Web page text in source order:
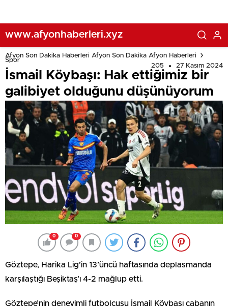
www.afyonhaberleri.xyz
Afyon Son Dakika Haberleri Afyon Son Dakika Afyon Haberleri
Spor
205
27 Kasım 2024
İsmail Köybaşı: Hak ettiğimiz bir
galibiyet olduğunu düşünüyorum
0 0
Göztepe, Harika Lig’in 13’üncü haftasında deplasmanda
karşılaştığı Beşiktaş’ı 4-2 mağlup etti.
Göztepe’nin deneyimli futbolcusu İsmail Köybaşı çabanın